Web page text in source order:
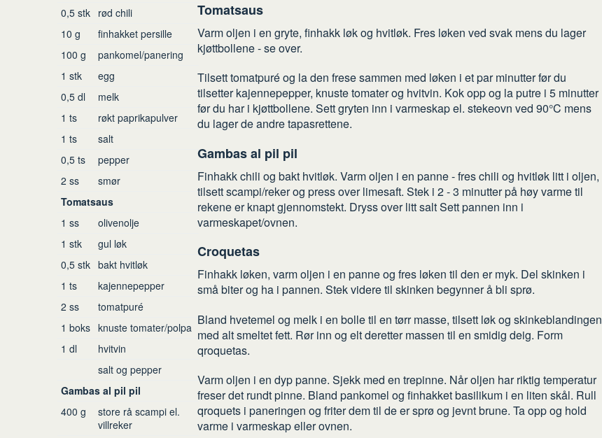
0,5 stk rød chili
10 g
finhakket persille
100 g
pankomel/panering
1 stk
egg
0,5 dl
melk
1 ts
røkt paprikapulver
1 ts
salt
0,5 ts
pepper
2 ss
smør
Tomatsaus
1 ss
olivenolje
1 stk
gul løk
0,5 stk bakt hvitløk
1 ts
kajennepepper
2 ss
tomatpuré
1 boks knuste tomater/polpa
1 dl
hvitvin
salt og pepper
Gambas al pil pil
400 g
store rå scampi el.
villreker
Tomatsaus
Varm oljen i en gryte, finhakk løk og hvitløk. Fres løken ved svak mens du lager
kjøttbollene - se over.
Tilsett tomatpuré og la den frese sammen med løken i et par minutter før du
tilsetter kajennepepper, knuste tomater og hvitvin. Kok opp og la putre i 5 minutter
før du har i kjøttbollene. Sett gryten inn i varmeskap el. stekeovn ved 90°C mens
du lager de andre tapasrettene.
Gambas al pil pil
Finhakk chili og bakt hvitløk. Varm oljen i en panne - fres chili og hvitløk litt i oljen,
tilsett scampi/reker og press over limesaft. Stek i 2 - 3 minutter på høy varme til
rekene er knapt gjennomstekt. Dryss over litt salt Sett pannen inn i
varmeskapet/ovnen.
Croquetas
Finhakk løken, varm oljen i en panne og fres løken til den er myk. Del skinken i
små biter og ha i pannen. Stek videre til skinken begynner å bli sprø.
Bland hvetemel og melk i en bolle til en tørr masse, tilsett løk og skinkeblandingen
med alt smeltet fett. Rør inn og elt deretter massen til en smidig deig. Form
qroquetas.
Varm oljen i en dyp panne. Sjekk med en trepinne. Når oljen har riktig temperatur
freser det rundt pinne. Bland pankomel og finhakket basilikum i en liten skål. Rull
qroquets i paneringen og friter dem til de er sprø og jevnt brune. Ta opp og hold
varme i varmeskap eller ovnen.